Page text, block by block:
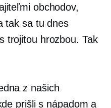
obchodov,
tak sa tu dnes
trojitou hrozbou. Tak
z našich
prišli s nápadom a